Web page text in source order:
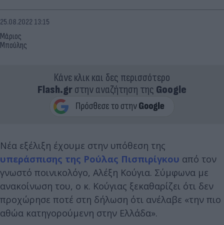
Μάριος
Μπούλης
25.08.2022 13:15
Κάνε κλικ και δες περισσότερο
Flash.grστην αναζήτηση της Google
Νέα εξέλιξη έχουμε στην υπόθεση της
υπεράσπισης της Ρούλας Πισπιρίγκου από τον
γνωστό ποινικολόγο, Αλέξη Κούγια. Σύμφωνα με
ανακοίνωση του, ο κ. Κούγιας ξεκαθαρίζει ότι δεν
προχώρησε ποτέ στη δήλωση ότι ανέλαβε «την πιο
αθώα κατηγορούμενη στην Ελλάδα».